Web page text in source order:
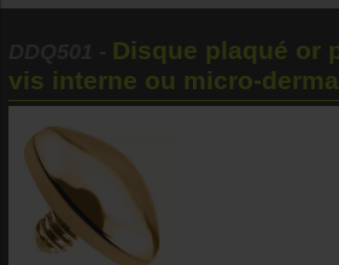
Disque plaqué or
vis interne ou micro-